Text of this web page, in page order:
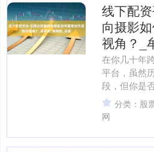
线下配
向摄影
视角？_
在你几十年
平台，虽然
段，但你是
于创作的影
忽视或是被
分类：股
网